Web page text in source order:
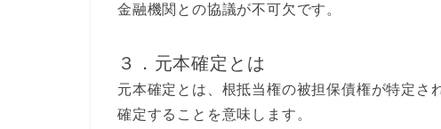
金融機関との協議が不可欠です。
３．元本確定とは
元本確定とは、根抵当権の被担保債権が特定さ
確定することを意味します。